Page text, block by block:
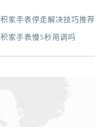
积家手表停走解决技巧推荐
积家手表慢5秒用调吗